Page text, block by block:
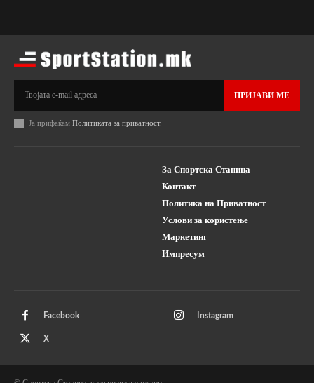
ПРИЈАВИ МЕ
Ја прифаќам Политиката за приватност.
За Спортска Станица
Контакт
Политика на Приватност
Услови за користење
Маркетинг
Импресум
Facebook Instagram
X